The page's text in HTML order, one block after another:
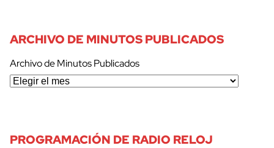
ARCHIVO DE MINUTOS PUBLICADOS
Archivo de Minutos Publicados
PROGRAMACIÓN DE RADIO RELOJ